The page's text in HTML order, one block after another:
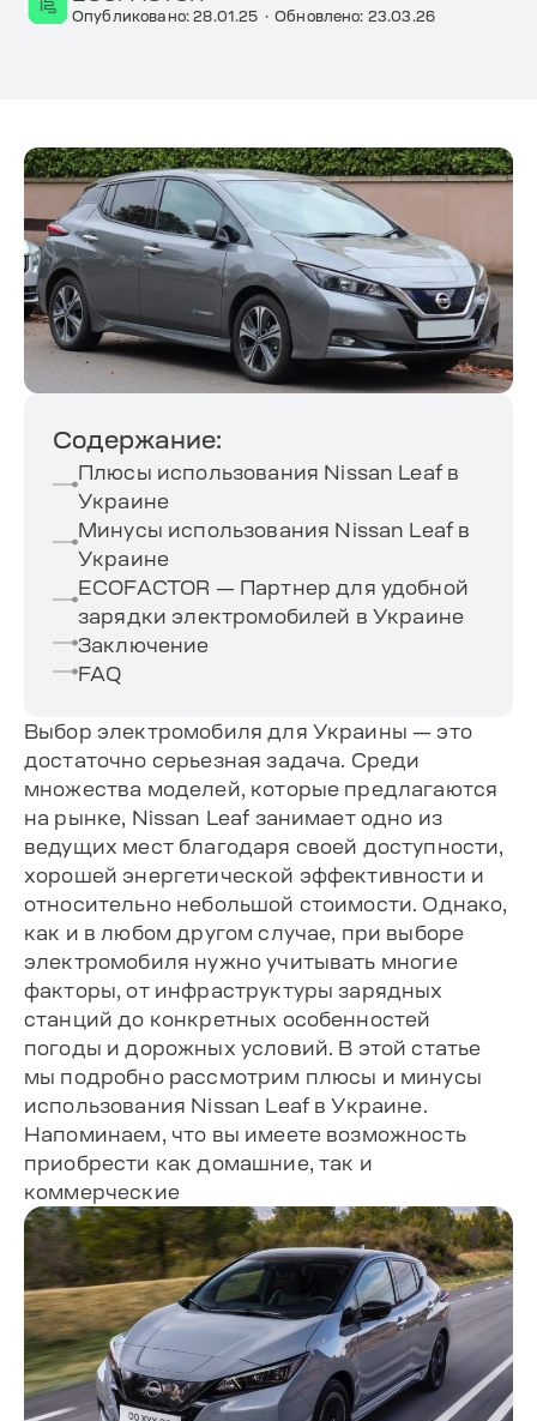
Опубликовано: 28.01.25 · Обновлено: 23.03.26
Содержание:
Плюсы использования Nissan Leaf в
Украине
Минусы использования Nissan Leaf в
Украине
ECOFACTOR — Партнер для удобной
зарядки электромобилей в Украине
Заключение
FAQ
Выбор электромобиля для Украины — это
достаточно серьезная задача. Среди
множества моделей, которые предлагаются
на рынке, Nissan Leaf занимает одно из
ведущих мест благодаря своей доступности,
хорошей энергетической эффективности и
относительно небольшой стоимости. Однако,
как и в любом другом случае, при выборе
электромобиля нужно учитывать многие
факторы, от инфраструктуры зарядных
станций до конкретных особенностей
погоды и дорожных условий. В этой статье
мы подробно рассмотрим плюсы и минусы
использования Nissan Leaf в Украине.
Напоминаем, что вы имеете возможность
приобрести как домашние, так и
коммерческие